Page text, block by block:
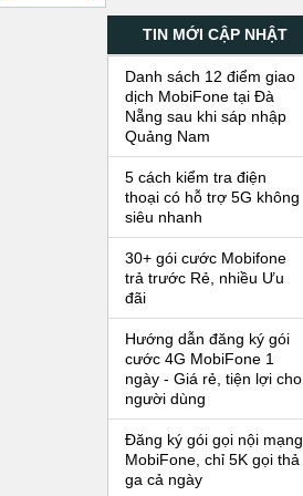
TIN MỚI CẬP NHẬT
Danh sách 12 điểm giao
dịch MobiFone tại Đà
Nẵng sau khi sáp nhập
Quảng Nam
5 cách kiểm tra điện
thoại có hỗ trợ 5G không
siêu nhanh
30+ gói cước Mobifone
trả trước Rẻ, nhiều Ưu
đãi
Hướng dẫn đăng ký gói
cước 4G MobiFone 1
ngày - Giá rẻ, tiện lợi cho
người dùng
Đăng ký gói gọi nội mạng
MobiFone, chỉ 5K gọi thả
ga cả ngày